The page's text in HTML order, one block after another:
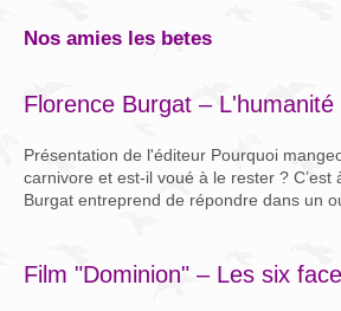
nos amies les betes
Florence Burgat – L'humanité
Présentation de l'éditeur Pourquoi
carnivore et est-il voué à le rester ?
Burgat entreprend de répondre dans un
Film "Dominion" – Les six